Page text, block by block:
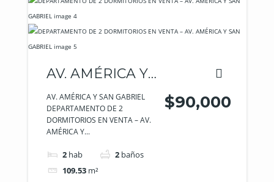
AV. AMÉRICA Y
SAN GABRIEL
AV. AMÉRICA Y SAN GABRIEL
DEPARTAMENTO DE 2
DORMITORIOS EN VENTA – AV.
AMÉRICA Y...
2 hab 2 baños
109.53 m²
$90,000